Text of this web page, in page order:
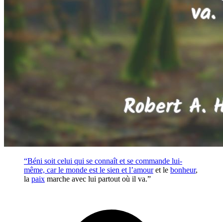
“Béni soit celui qui se connaît et se commande lui-
même, car le monde est le sien et l’amouret le bonheur,
la paix marche avec lui partout où il va.”